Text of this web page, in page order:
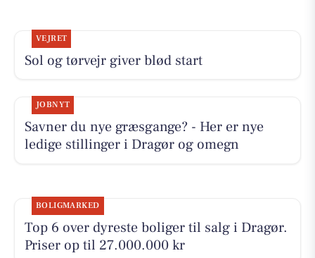
VEJRET
Sol og tørvejr giver blød start
JOBNYT
Savner du nye græsgange? - Her er nye
ledige stillinger i Dragør og omegn
BOLIGMARKED
Top 6 over dyreste boliger til salg i Dragør.
Priser op til 27.000.000 kr